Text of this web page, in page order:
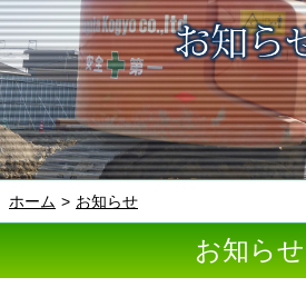
ホーム お知らせ
お知らせ